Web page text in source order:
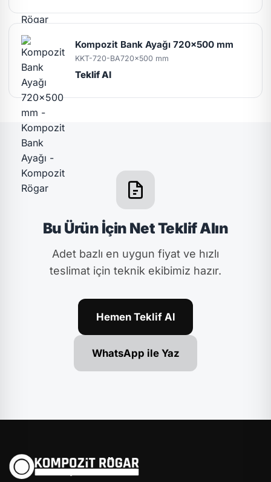
Kompozit Bank Ayağı 720x500 mm
KKT-720-BA720x500 mm
Teklif Al
Bu Ürün İçin Net Teklif Alın
Adet bazlı en uygun fiyat ve hızlı
teslimat için teknik ekibimiz hazır.
Hemen Teklif Al
WhatsApp ile Yaz